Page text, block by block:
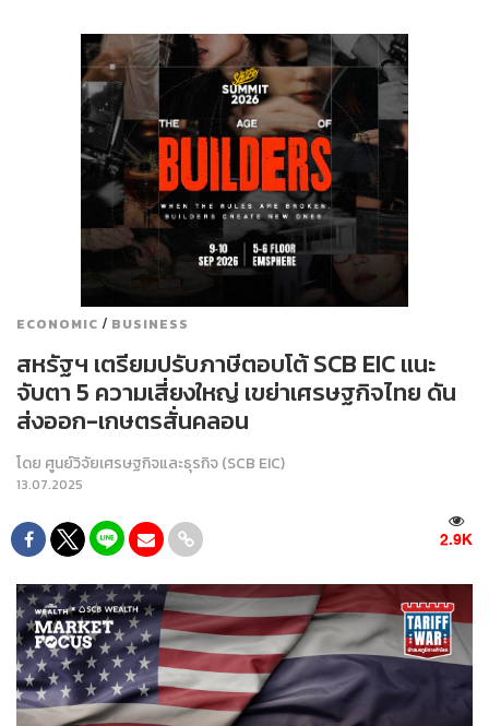
ECONOMIC / BUSINESS
สหรัฐฯ เตรียมปรับภาษีตอบโต้ SCB EIC แนะ
จับตา 5 ความเสี่ยงใหญ่ เขย่าเศรษฐกิจไทย ดัน
ส่งออก-เกษตรสั่นคลอน
โดย ศูนย์วิจัยเศรษฐกิจและธุรกิจ (SCB EIC)
13.07.2025
2.9K